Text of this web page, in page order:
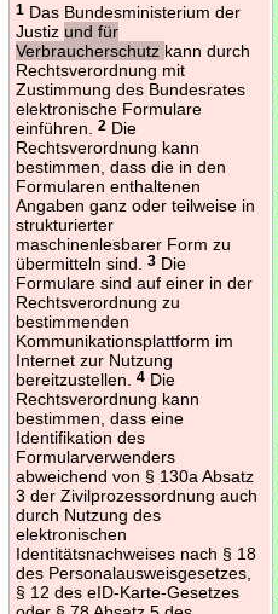
1Das Bundesministerium der
Justiz und für
Verbraucherschutz kann durch
Rechtsverordnung mit
Zustimmung des Bundesrates
elektronische Formulare
einführen.
2Die
Rechtsverordnung kann
bestimmen, dass die in den
Formularen enthaltenen
Angaben ganz oder teilweise in
strukturierter
maschinenlesbarer Form zu
übermitteln sind.
3Die
Formulare sind auf einer in der
Rechtsverordnung zu
bestimmenden
Kommunikationsplattform im
Internet zur Nutzung
bereitzustellen.
4Die
Rechtsverordnung kann
bestimmen, dass eine
Identifikation des
Formularverwenders
abweichend von § 130a Absatz
3 der Zivilprozessordnung auch
durch Nutzung des
elektronischen
Identitätsnachweises nach § 18
des Personalausweisgesetzes,
§ 12 des eID-Karte-Gesetzes